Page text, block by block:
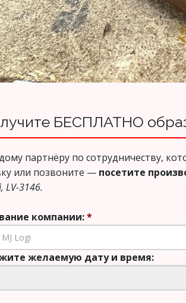
БЕСПЛАТНО
партнёру по сотрудничеству,
или позвоните — посетите
LV-3146.
компании:*
желаемую дату и время: